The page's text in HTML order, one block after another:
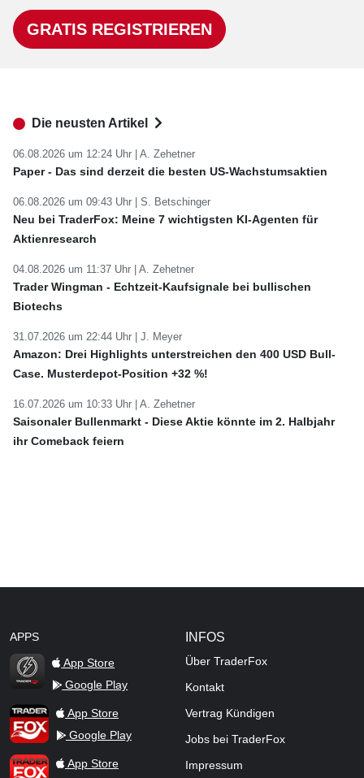
GRATIS REGISTRIEREN
Die neusten Artikel
06.08.2026 um 12:24 Uhr | A. Zehetner
Paper - Das sind derzeit die besten US-Wachstumsaktien
06.08.2026 um 09:43 Uhr | S. Betschinger
Neu bei TraderFox: Meine 7 wichtigsten KI-Agenten für
Aktienresearch
04.08.2026 um 11:37 Uhr | A. Zehetner
Trader Wingman - Echtzeit-Kaufsignale bei bullischen
Biotechs
31.07.2026 um 22:44 Uhr | J. Meyer
Amazon: Drei Highlights unterstreichen den 400 USD Bull-
Case. Musterdepot-Position +32 %!
16.07.2026 um 10:33 Uhr | A. Zehetner
Saisonaler Bullenmarkt - Diese Aktie könnte im 2. Halbjahr
ihr Comeback feiern
APPS
TraderFox Flash
App Store
Google Play
TraderFox AppApp Store
Google Play
TraderFox ProApp Store
INFOS
Über TraderFox
Kontakt
Vertrag Kündigen
Jobs bei TraderFox
Impressum